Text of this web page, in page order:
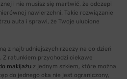
i nie musisz się martwić, że odczepi
nawierzchni. Takie rozwiązanie
auta i sprawi, że Twoje ulubione
z najtrudniejszych rzeczy na co dzień
Z ratunkiem przychodzi ciekawe
makijażu z jednym szkłem, które można
do jednego oka nie jest ograniczony,